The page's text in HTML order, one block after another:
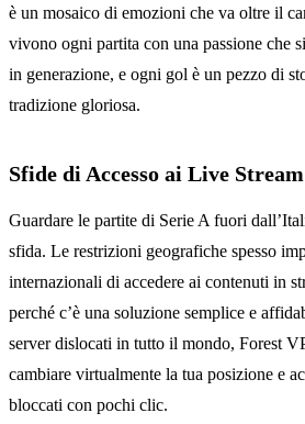
è un mosaico di emozioni che va oltre il
vivono ogni partita con una passione che
in generazione, e ogni gol è un pezzo di
tradizione gloriosa.
Sfide di Accesso ai Live Stream
Guardare le partite di Serie A fuori
sfida. Le restrizioni geografiche spesso
internazionali di accedere ai contenuti in
perché c’è una soluzione semplice e
server dislocati in tutto il mondo, Forest
cambiare virtualmente la tua posizione e
bloccati con pochi clic.